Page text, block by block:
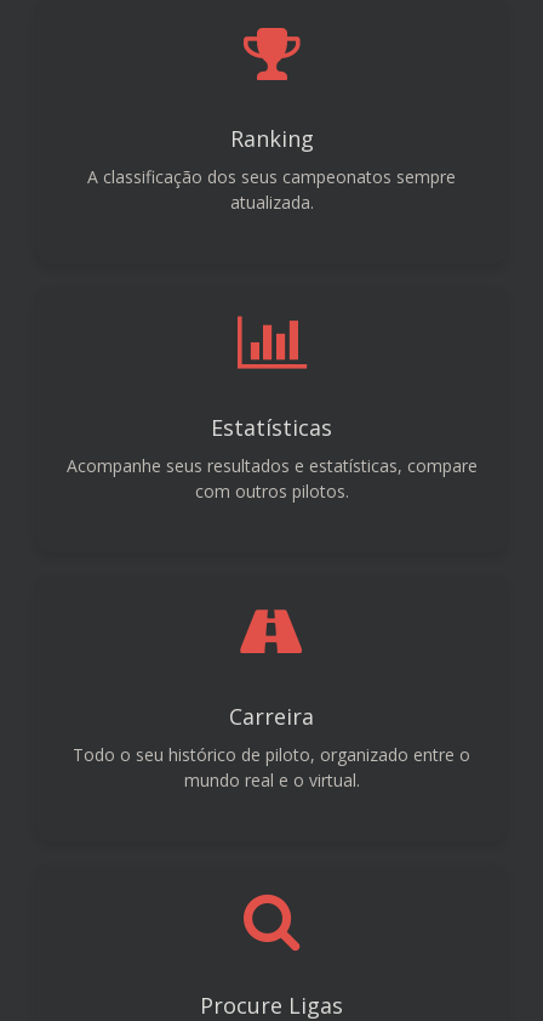
Ranking
A classificação dos seus campeonatos sempre
atualizada.
Estatísticas
Acompanhe seus resultados e estatísticas, compare
com outros pilotos.
Carreira
Todo o seu histórico de piloto, organizado entre o
mundo real e o virtual.
Procure Ligas